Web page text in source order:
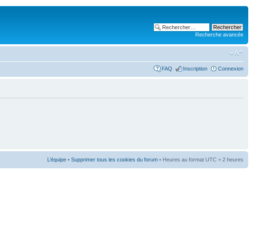
Recherche avancée
FAQ Inscription Connexion
L’équipe • Supprimer tous les cookies du forum • Heures au format UTC + 2 heures